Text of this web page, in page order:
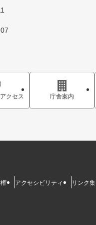
クセス 庁舎案内
アクセシビリティ リンク集